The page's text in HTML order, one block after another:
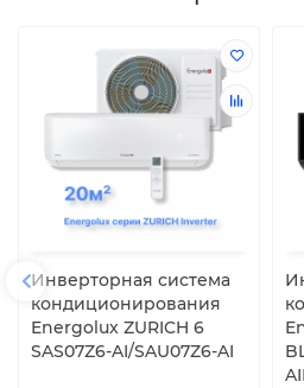
Инверторная система
кондиционирования
Energolux ZURICH 6
SAS07Z6-AI/SAU07Z6-AI